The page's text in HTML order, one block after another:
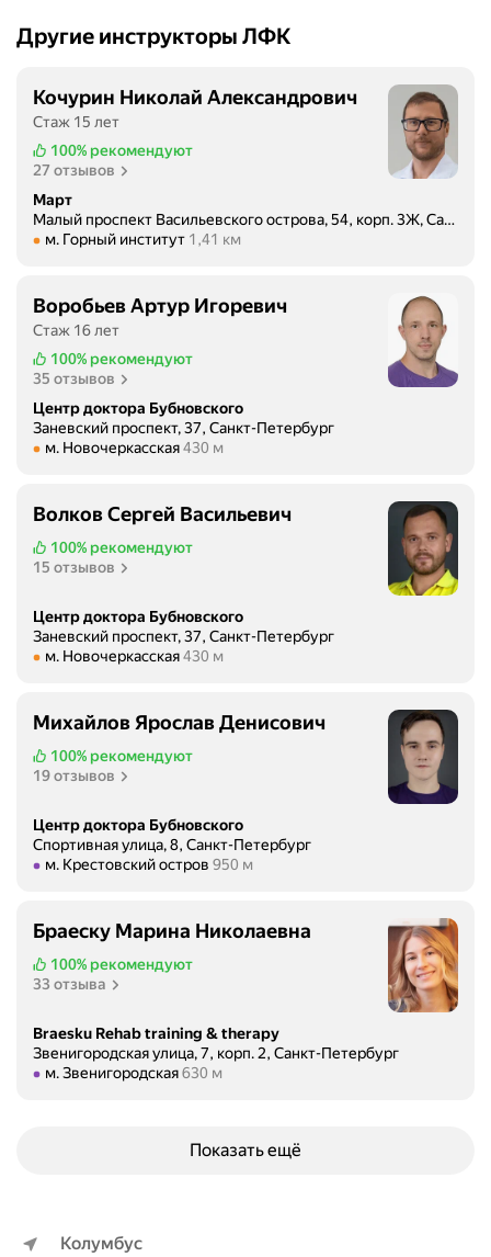
2
2
6
о
а
.
с
е
щ
а
л
ц
е
р
н
а
р
о
ж
н
1
,
е
с
я
е
в
в
г
и
м
н
т
д
и
я
л
ж
е
а
к
м
а
н
к
р
ы
х
п
о
е
и
о
т
я
е
!
Д
ю
,
е
л
и
б
р
и
ь
с
р
у
м
о
ж
б
Другие инструкторы ЛФК
Кочурин Николай Александрович
Стаж 15 лет
100% рекомендуют
27 отзывов
Март
Малый проспект Васильевского острова, 54, корп. 3Ж, Санкт-Петербург
Метро м. Горный институт Расстояние 1,41 км
м. Горный институт 1,41 км
Воробьев Артур Игоревич
Стаж 16 лет
100% рекомендуют
35 отзывов
Центр доктора Бубновского
Заневский проспект, 37, Санкт-Петербург
Метро м. Новочеркасская Расстояние 430 м
м. Новочеркасская 430 м
Волков Сергей Васильевич
100% рекомендуют
15 отзывов
Центр доктора Бубновского
Заневский проспект, 37, Санкт-Петербург
Метро м. Новочеркасская Расстояние 430 м
м. Новочеркасская 430 м
Михайлов Ярослав Денисович
100% рекомендуют
19 отзывов
Центр доктора Бубновского
Спортивная улица, 8, Санкт-Петербург
Метро м. Крестовский остров Расстояние 950 м
м. Крестовский остров 950 м
Браеску Марина Николаевна
100% рекомендуют
33 отзыва
Braesku Rehab training & therapy
Звенигородская улица, 7, корп. 2, Санкт-Петербург
Метро м. Звенигородская Расстояние 630 м
м. Звенигородская 630 м
Показать ещё
Колумбус